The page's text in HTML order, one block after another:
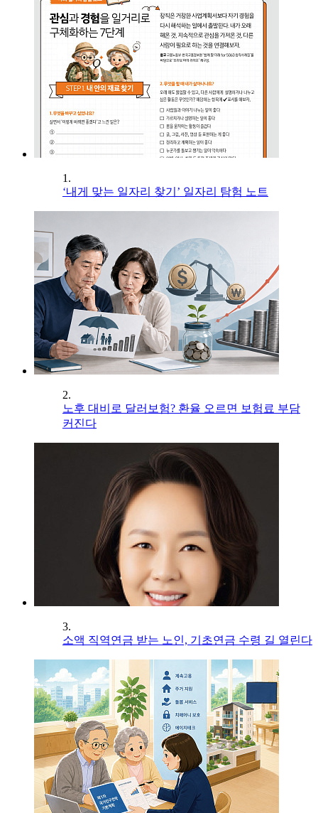
1.
‘내게 맞는 일자리 찾기’ 일자리 탐험 노트
2.
노후 대비로 달러보험? 환율 오르면 보험료 부담
커진다
3.
소액 직역연금 받는 노인, 기초연금 수령 길 열린다